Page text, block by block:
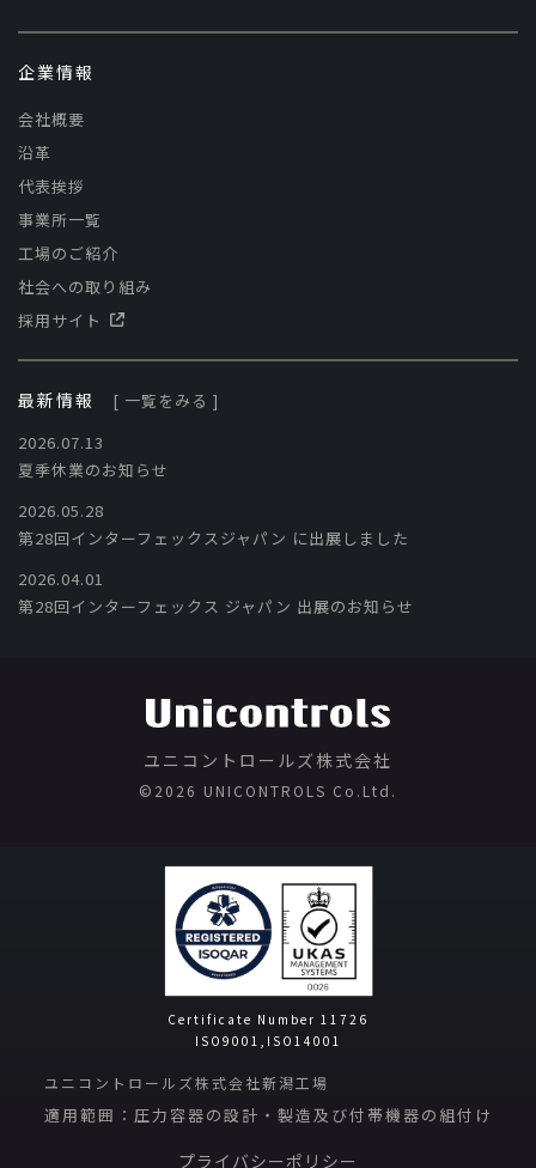
企業情報
会社概要
沿革
代表挨拶
事業所一覧
工場のご紹介
社会への取り組み
採用サイト
最新情報
[ 一覧をみる ]
2026.07.13
夏季休業のお知らせ
2026.05.28
第28回インターフェックスジャパン に出展しました
2026.04.01
第28回インターフェックス ジャパン 出展のお知らせ
ユニコントロールズ株式会社
©️2026 UNICONTROLS Co.Ltd.
Certificate Number 11726
ISO9001,ISO14001
ユニコントロールズ株式会社新潟工場
適用範囲：圧力容器の設計・製造及び付帯機器の組付け
プライバシーポリシー